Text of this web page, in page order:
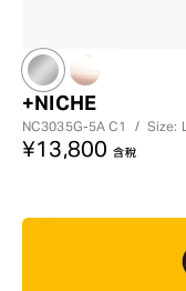
+NICHE
NC3035G-5AC1 / Size: L
¥13,800 含稅